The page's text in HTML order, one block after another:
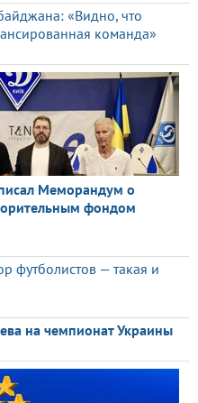
«Видно, что
команда»
Меморандум о
фондом
футболистов — такая и
на чемпионат Украины